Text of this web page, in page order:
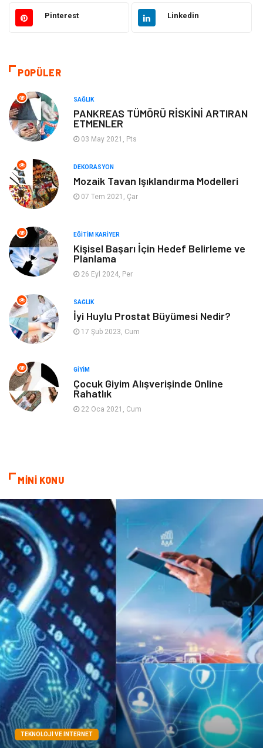
Giyim Makine
Otomotiv
Keyif ve Hobi
Moda
Aksesuar Genel Kültür
Spor Müzik
Ev işleri
Cam
Sigorta Spor Malzemeleri
Bebek Giyim
Kına Gecesi
Pinterest Linkedin
POPÜLER
SAĞLIK
PANKREAS TÜMÖRÜ RİSKİNİ ARTIRAN
ETMENLER
03 May 2021, Pts
DEKORASYON
Mozaik Tavan Işıklandırma Modelleri
07 Tem 2021, Çar
EĞITIM KARIYER
Kişisel Başarı İçin Hedef Belirleme ve
Planlama
26 Eyl 2024, Per
SAĞLIK
İyi Huylu Prostat Büyümesi Nedir?
17 Şub 2023, Cum
GIYIM
Çocuk Giyim Alışverişinde Online
Rahatlık
22 Oca 2021, Cum
MİNİ KONU
TEKNOLOJI VE İNTERNET